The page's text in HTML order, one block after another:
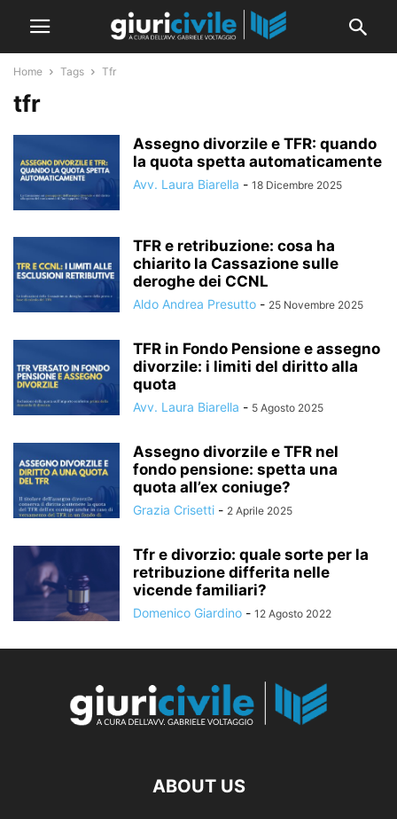
Home Tags Tfr
tfr
Assegno divorzile e TFR: quando
la quota spetta automaticamente
Avv. Laura Biarella - 18 Dicembre 2025
TFR e retribuzione: cosa ha
chiarito la Cassazione sulle
deroghe dei CCNL
Aldo Andrea Presutto - 25 Novembre 2025
TFR in Fondo Pensione e assegno
divorzile: i limiti del diritto alla
quota
Avv. Laura Biarella - 5 Agosto 2025
Assegno divorzile e TFR nel
fondo pensione: spetta una
quota all’ex coniuge?
Grazia Crisetti - 2 Aprile 2025
Tfr e divorzio: quale sorte per la
retribuzione differita nelle
vicende familiari?
Domenico Giardino - 12 Agosto 2022
ABOUT US